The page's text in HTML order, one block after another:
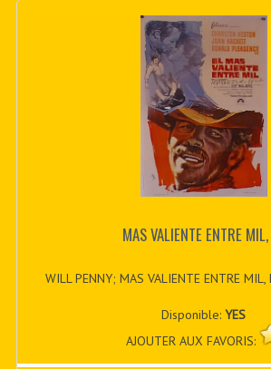
MAS VALIENTE ENTRE
WILL PENNY; MAS VALIENTE ENTRE MIL,
Disponible:YES
AJOUTER AUX FAVORIS: